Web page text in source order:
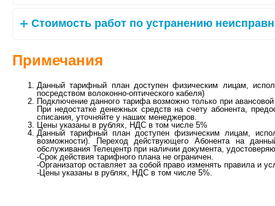
Стоимость работ по устранению
Примечания
Данный тарифный план доступен физическим лицам,
посредством волоконно-оптического кабеля)
Подключение данного тарифа возможно только при
При недостатке денежных средств на счету абонента,
списания, уточняйте у наших менеджеров.
Цены указаны в рублях, НДС в том числе 5%
Данный тарифный план доступен физическим лицам,
возможности). Переход действующего Абонента на
обслуживания Телецентр при наличии документа,
-Срок действия тарифного плана не ограничен.
-Организатор оставляет за собой право изменять правила и
-Цены указаны в рублях, НДС в том числе 5%.